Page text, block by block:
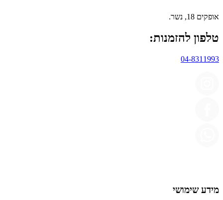
אופקים 18, נשר.
טלפון להזמנות:
04-8311993
מידע שימושי